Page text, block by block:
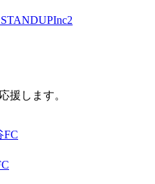
援します。
FC